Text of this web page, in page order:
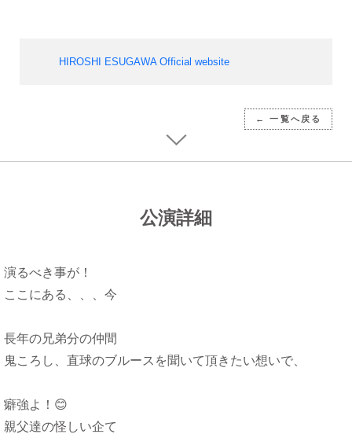
HIROSHI ESUGAWA Official website
← 一覧へ戻る
公演詳細
演るべき事が！
ここにある、、、今
長年の兄弟分の仲間
鬼ころし、直球のブルースを聞いて頂きたい想いで、
癖強よ！😊
親父達の怪しい企て